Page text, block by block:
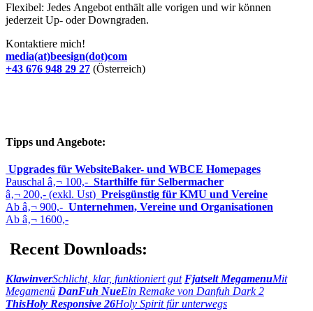
Flexibel: Jedes Angebot enthält alle vorigen und wir können
jederzeit Up- oder Downgraden.
Kontaktiere mich!
media(at)beesign(dot)com
+43 676 948 29 27 (Österreich)
Tipps und Angebote:
Upgrades für WebsiteBaker- und WBCE Homepages
Pauschal â‚¬ 100,- Starthilfe für Selbermacher
â‚¬ 200,- (exkl. Ust) Preisgünstig für KMU und Vereine
Ab â‚¬ 900,- Unternehmen, Vereine und Organisationen
Ab â‚¬ 1600,-
Recent Downloads:
KlawinverSchlicht, klar, funktioniert gut Fjatselt MegamenuMit
Megamenü DanFuh NueEin Remake von Danfuh Dark 2
ThisHoly Responsive 26Holy Spirit für unterwegs